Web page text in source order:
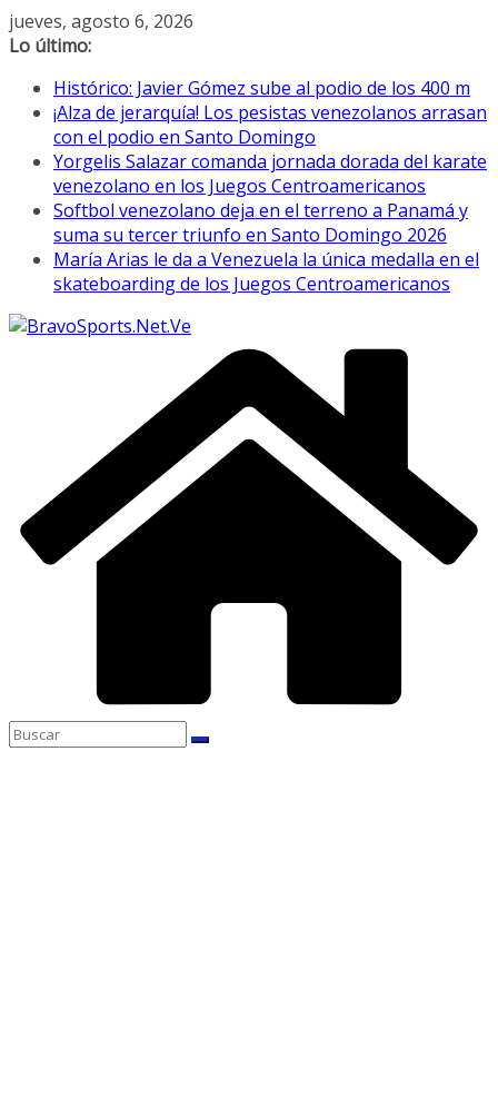
Saltar
al
jueves, agosto 6, 2026
Lo último:
Histórico: Javier Gómez sube al podio de los 400 m
¡Alza de jerarquía! Los pesistas venezolanos arrasan
con el podio en Santo Domingo
Yorgelis Salazar comanda jornada dorada del karate
venezolano en los Juegos Centroamericanos
Softbol venezolano deja en el terreno a Panamá y
suma su tercer triunfo en Santo Domingo 2026
María Arias le da a Venezuela la única medalla en el
skateboarding de los Juegos Centroamericanos